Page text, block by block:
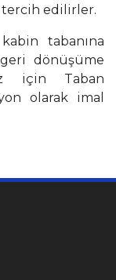
edilirler.
tabanına
dönüşüme
için Taban
olarak imal